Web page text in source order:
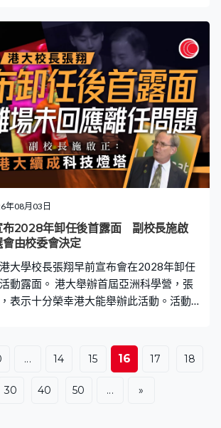
甲部有30題關於的士及網約車營運，不
。例如駕駛時前方不可放置多於多少部流
案是兩部。亦會考主要建築物在甚麼地
。例如荃灣前往上環港澳碼頭，哪一條
是走西九龍公路以及西隧。 乙部就會考
35題選擇題要答對30題或以上才及格。
街道後應該如何做？官方答案是立即試驗
兩部分考試時間分別都是45分鐘，任何一
個考試便視作不及格。考試即日起接受接
將於下月中開始考試。 網約車平台Uber
交牌照申請，繼續與政府及各持份者保
望建立務實、適時，並以數據驅動的檢
制度能與時並進，將全力支援司機。滴
，包括提供24小
年08月03日
布2028年卸任後首露面 副校長施啟
由校委會決定
港大學校長張翔早前宣布會在2028年卸任
動露面。 港大舉辦首屆亞洲科學營，張
表示十分榮幸港大能舉辦此活動。活動
，招聘新校長人選會由校務委員會決定，
適方式帶領港大發展。港大副校長（教
是一個科學家，不會占卜也沒有水晶
... 14 15 16 17 18
30 40 50 ... »